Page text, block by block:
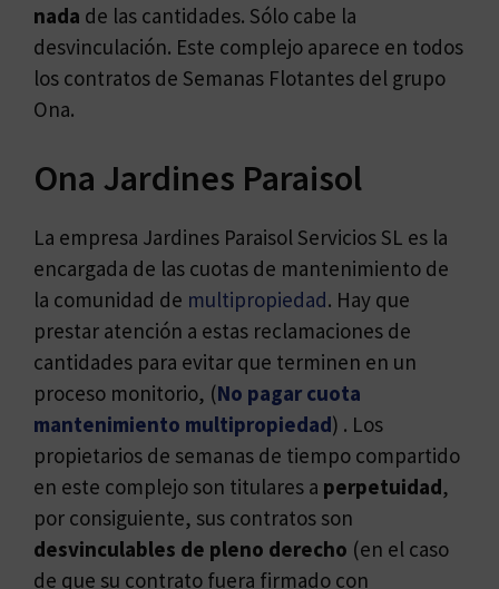
nada de las cantidades. Sólo cabe la
desvinculación. Este complejo aparece en todos
los contratos de Semanas Flotantes del grupo
Ona.
Ona Jardines Paraisol
La empresa Jardines Paraisol Servicios SL es la
encargada de las cuotas de mantenimiento de
la comunidad de multipropiedad. Hay que
prestar atención a estas reclamaciones de
cantidades para evitar que terminen en un
proceso monitorio, (No pagar cuota
mantenimiento multipropiedad) . Los
propietarios de semanas de tiempo compartido
en este complejo son titulares a perpetuidad,
por consiguiente, sus contratos son
desvinculables de pleno derecho (en el caso
de que su contrato fuera firmado con